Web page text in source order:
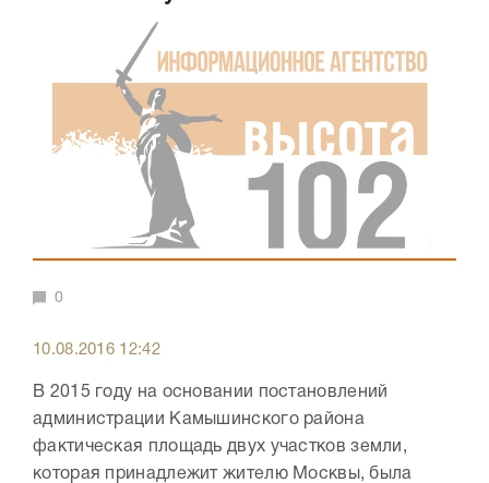
0
10.08.2016 12:42
В 2015 году на основании постановлений
администрации Камышинского района
фактическая площадь двух участков земли,
которая принадлежит жителю Москвы, была